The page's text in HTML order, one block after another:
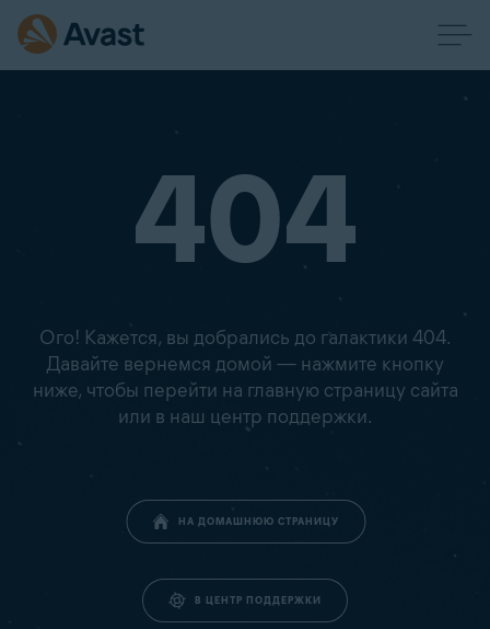
404
Ого! Кажется, вы добрались до галактики 404.
Давайте вернемся домой — нажмите кнопку
ниже, чтобы перейти на главную страницу сайта
или в наш центр поддержки.
НА ДОМАШНЮЮ СТРАНИЦУ
В ЦЕНТР ПОДДЕРЖКИ